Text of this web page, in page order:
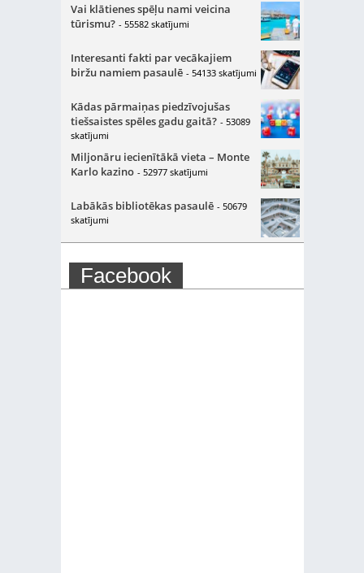
Vai klātienes spēļu nami veicina
tūrismu? - 55582 skatījumi
Interesanti fakti par vecākajiem
biržu namiem pasaulē - 54133 skatījumi
Kādas pārmaiņas piedzīvojušas
tiešsaistes spēles gadu gaitā? - 53089
skatījumi
Miljonāru iecienītākā vieta – Monte
Karlo kazino - 52977 skatījumi
Labākās bibliotēkas pasaulē - 50679
skatījumi
Facebook